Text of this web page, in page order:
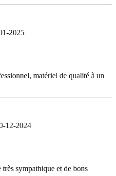
2025
matériel de qualité à un
12-2024
sympathique et de bons